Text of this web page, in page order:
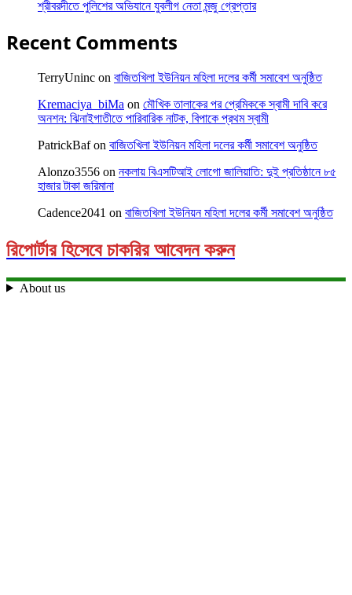
শ্রীবরদীতে পুলিশের অভিযানে যুবলীগ নেতা মন্জু গ্রেপ্তার
Recent Comments
TerryUninc on বাজিতখিলা ইউনিয়ন মহিলা দলের কর্মী সমাবেশ অনুষ্ঠিত
Kremaciya_biMa on মৌখিক তালাকের পর প্রেমিককে স্বামী দাবি করে
অনশন: ঝিনাইগাতীতে পারিবারিক নাটক, বিপাকে প্রথম স্বামী
PatrickBafon বাজিতখিলা ইউনিয়ন মহিলা দলের কর্মী সমাবেশ অনুষ্ঠিত
Alonzo3556 on নকলায় বিএসটিআই লোগো জালিয়াতি: দুই প্রতিষ্ঠানে ৮৫
হাজার টাকা জরিমানা
Cadence2041 on বাজিতখিলা ইউনিয়ন মহিলা দলের কর্মী সমাবেশ অনুষ্ঠিত
রিপোর্টার হিসেবে চাকরির আবেদন করুন
About us